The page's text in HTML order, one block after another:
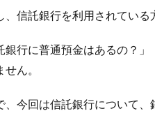
、信託銀行を利用されてい
銀行に普通預金はあるの？
せん。
、今回は信託銀行について、